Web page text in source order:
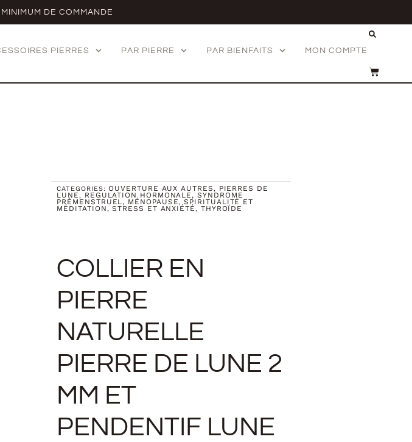
DE COMMANDE
PIERRES PAR PIERRE PAR BIENFAITS MON COMPTE
PANIER
CATEGORIES: OUVERTURE AUX AUTRES, PIERRES DE
LUNE, REGULATION HORMONALE, SYNDROME
PRÉMENSTRUEL, MÉNOPAUSE,SPIRITUALITÉ ET
MÉDITATION,STRESS ET ANXIÉTÉ, THYROÏDE
COLLIER EN
PIERRE
NATURELLE
PIERRE DE LUNE 2
MM ET
PENDENTIF LUNE